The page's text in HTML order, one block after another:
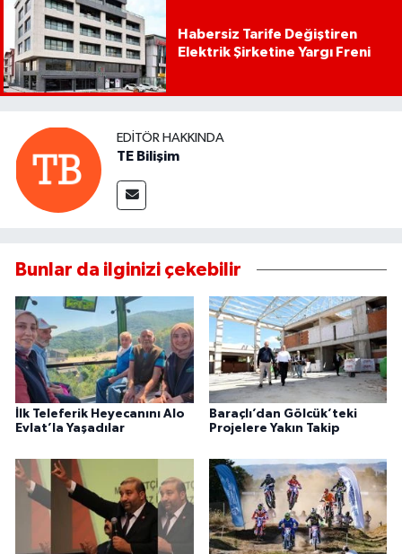
Habersiz Tarife Değiştiren
Elektrik Şirketine Yargı Freni
EDITÖR HAKKINDA
TE Bilişim
Bunlar da ilginizi çekebilir
İlk Teleferik Heyecanını Alo
Evlat’la Yaşadılar
Baraçlı’dan Gölcük’teki
Projelere Yakın Takip